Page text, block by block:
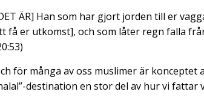
ÄR] Han som har gjort jorden till er
få er utkomst], och som låter regn falla
för många av oss muslimer är konceptet
destination en stor del av hur vi